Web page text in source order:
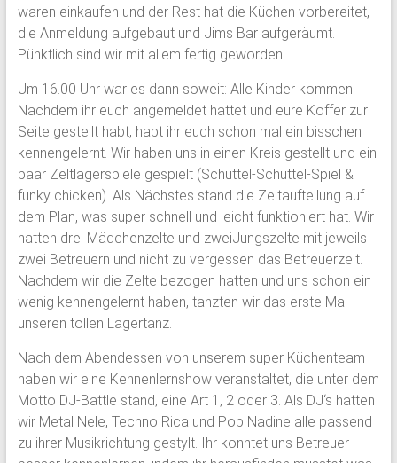
waren einkaufen und der Rest hat die Küchen vorbereitet,
die Anmeldung aufgebaut und Jims Bar aufgeräumt.
Pünktlich sind wir mit allem fertig geworden.
Um 16.00 Uhr war es dann soweit: Alle Kinder kommen!
Nachdem ihr euch angemeldet hattet und eure Koffer zur
Seite gestellt habt, habt ihr euch schon mal ein bisschen
kennengelernt. Wir haben uns in einen Kreis gestellt und ein
paar Zeltlagerspiele gespielt (Schüttel-Schüttel-Spiel &
funky chicken). Als Nächstes stand die Zeltaufteilung auf
dem Plan, was super schnell und leicht funktioniert hat. Wir
hatten drei Mädchenzelte und zweiJungszelte mit jeweils
zwei Betreuern und nicht zu vergessen das Betreuerzelt.
Nachdem wir die Zelte bezogen hatten und uns schon ein
wenig kennengelernt haben, tanzten wir das erste Mal
unseren tollen Lagertanz.
Nach dem Abendessen von unserem super Küchenteam
haben wir eine Kennenlernshow veranstaltet, die unter dem
Motto DJ-Battle stand, eine Art 1, 2 oder 3. Als DJ‘s hatten
wir Metal Nele, Techno Rica und Pop Nadine alle passend
zu ihrer Musikrichtung gestylt. Ihr konntet uns Betreuer